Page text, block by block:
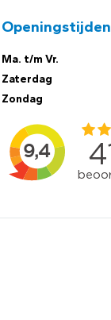
Openingstijden
Ma. t/m Vr.
Zaterdag
Zondag